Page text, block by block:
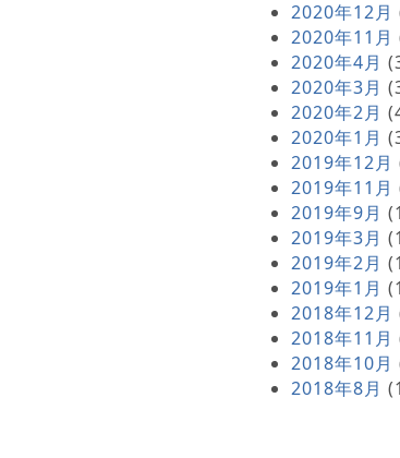
2020年12月
2020年11月
2020年4月
2020年3月
2020年2月
2020年1月
2019年12月
2019年11月
2019年9月
2019年3月
2019年2月
2019年1月
2018年12月
2018年11月
2018年10月
2018年8月